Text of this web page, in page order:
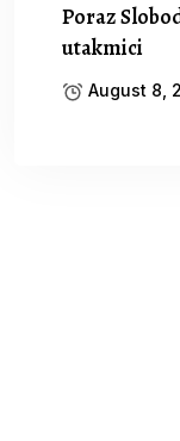
Poraz
utakmici
August 8,